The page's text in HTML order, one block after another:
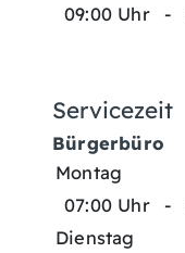
09:00 Uhr
-
Servicezeit
Bürgerbüro
Montag
07:00 Uhr
-
Dienstag